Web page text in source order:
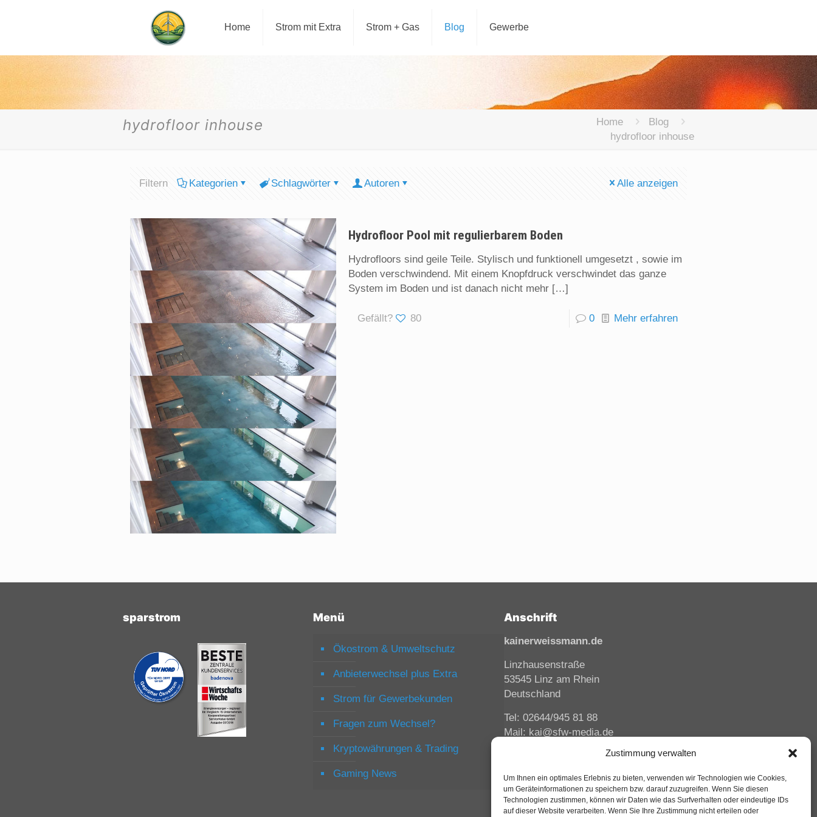
Zustimmung verwalten
Um Ihnen ein optimales Erlebnis zu bieten, verwenden wir Technologien wie Cookies,
um Geräteinformationen zu speichern bzw. darauf zuzugreifen. Wenn Sie diesen
Technologien zustimmen, können wir Daten wie das Surfverhalten oder eindeutige IDs
auf dieser Website verarbeiten. Wenn Sie Ihre Zustimmung nicht erteilen oder
Home Strom mit Extra Strom + Gas Blog Gewerbe
hydrofloor inhouse Home
Blog
hydrofloor inhouse
Filtern Kategorien Schlagwörter Autoren Alle anzeigen
Hydrofloor Pool mit regulierbarem Boden
Hydrofloors sind geile Teile. Stylisch und funktionell umgesetzt , sowie im
Boden verschwindend. Mit einem Knopfdruck verschwindet das ganze
System im Boden und ist danach nicht mehr[…]
Gefällt? 80 0 Mehr erfahren
sparstrom Menü
Ökostrom & Umweltschutz
Anbieterwechsel plus Extra
Strom für Gewerbekunden
Fragen zum Wechsel?
Kryptowährungen & Trading
Gaming News
Anschrift
kainerweissmann.de
Linzhausenstraße
53545 Linz am Rhein
Deutschland
Tel: 02644/945 81 88
Mail: kai@sfw-media.de